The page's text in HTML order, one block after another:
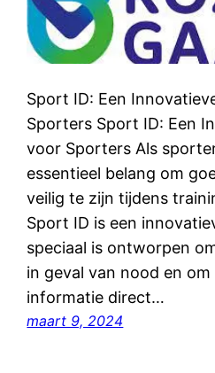
Sport ID: Een
Sporters Sport ID: Een
voor Sporters Als
essentieel belang om
veilig te zijn tijdens
Sport ID is een
speciaal is ontworpen
in geval van nood en
informatie direct…
maart 9, 2024